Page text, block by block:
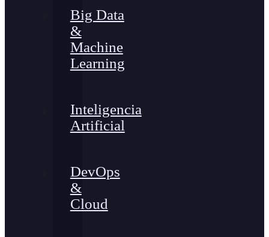
Big Data
&
Machine
Learning
Inteligencia
Artificial
DevOps
&
Cloud